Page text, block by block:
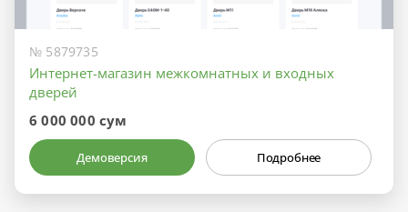
№ 5879735
Интернет-магазин межкомнатных и входных
дверей
6 000 000 сум
Демоверсия Подробнее